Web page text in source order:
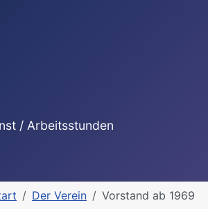
/ Arbeitsstunden
Der Verein Vorstand ab 1969